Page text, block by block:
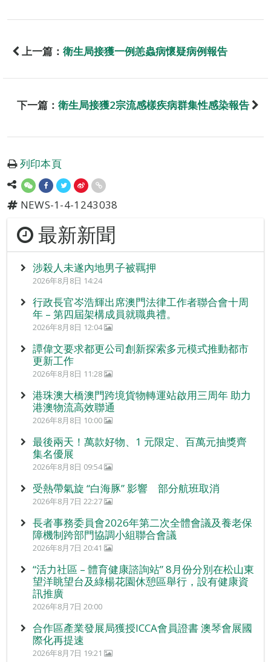
上一篇： 衛生局接獲一例恙蟲病懷疑病例報告
下一篇： 衛生局接獲2宗流感樣疾病群集性感染報告
列印本頁
NEWS-1-4-1243038
最新新聞
涉殺人未遂內地男子被羈押
2026年8月8日 14:24
行政長官岑浩輝出席澳門法律工作者聯合會十周
年 – 第四屆架構成員就職典禮。
2026年8月8日 12:04
譚偉文要求都更公司創新探索多元模式推動都市
更新工作
2026年8月8日 11:28
港珠澳大橋澳門跨境貨物轉運站啟用三周年 助力
港澳物流高效聯通
2026年8月8日 10:00
最後兩天！萬款好物、1 元限定、百萬元抽獎齊
集名優展
2026年8月8日 09:54
受熱帶氣旋 “白海豚” 影響 部分航班取消
2026年8月7日 22:27
長者事務委員會2026年第二次全體會議及養老保
障機制跨部門協調小組聯合會議
2026年8月7日 20:41
“活力社區 – 體育健康諮詢站” 8月份分別在松山東
望洋眺望台及綠楊花園休憩區舉行，設有健康資
訊推廣
2026年8月7日 20:00
合作區產業發展局獲授ICCA會員證書 澳琴會展國
際化再提速
2026年8月7日 19:21